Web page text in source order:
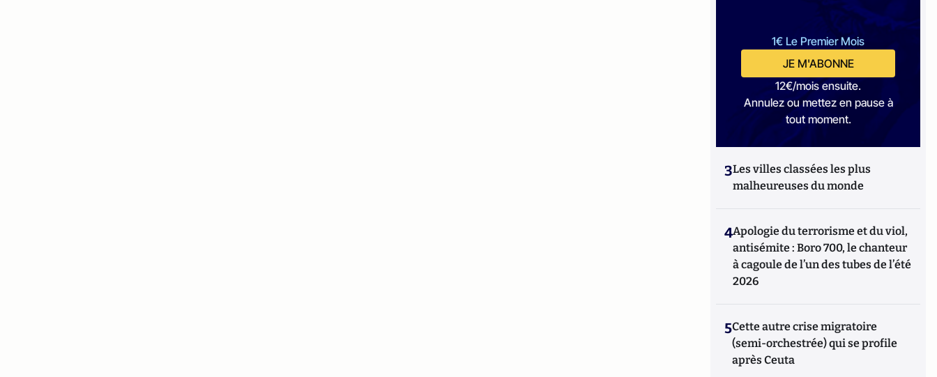
1€ Le Premier Mois
JE M'ABONNE
12€/mois ensuite.
Annulez ou mettez en pause à
tout moment.
3Les villes classées les plus
malheureuses du monde
4Apologie du terrorisme et du viol,
antisémite : Boro 700, le chanteur
à cagoule de l’un des tubes de l’été
2026
5Cette autre crise migratoire
(semi-orchestrée) qui se profile
après Ceuta